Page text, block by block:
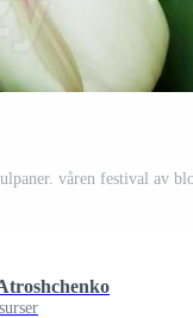
våren festival av